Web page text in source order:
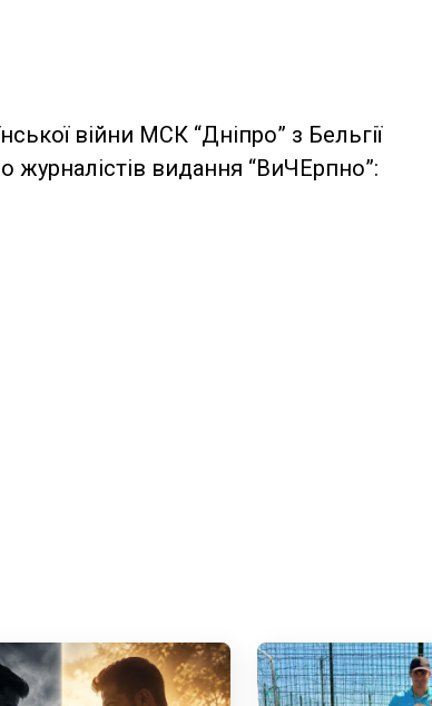
війни МСК “Дніпро” з Бельгії
журналістів видання “ВиЧЕрпно”: